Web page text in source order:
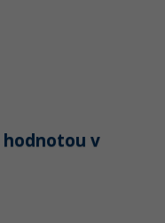
hodnotou v